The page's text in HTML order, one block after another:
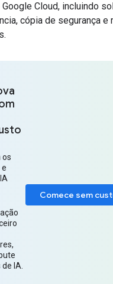
Cloud, incluindo
cópia de segurança e
Comece sem
os
IA.